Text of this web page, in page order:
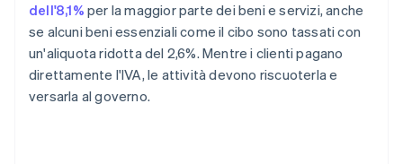
dell'8,1% per la maggior parte dei beni e servizi, anche
se alcuni beni essenziali come il cibo sono tassati con
un'aliquota ridotta del 2,6%. Mentre i clienti pagano
direttamente l'IVA, le attività devono riscuoterla e
versarla al governo.